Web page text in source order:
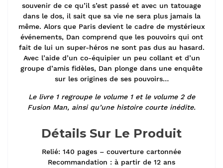
souvenir de ce qu’il s’est passé et avec un tatouage
dans le dos, il sait que sa vie ne sera plus jamais la
même. Alors que Paris devient le cadre de mystérieux
événements, Dan comprend que les pouvoirs qui ont
fait de lui un super-héros ne sont pas dus au hasard.
Avec l’aide d’un co-équipier un peu collant et d’un
groupe d’amis fidèles, Dan plonge dans une enquête
sur les origines de ses pouvoirs…
Le livre 1 regroupe le volume 1 et le volume 2 de
Fusion Man, ainsi qu’une histoire courte inédite.
Détails Sur Le Produit
Relié: 140 pages – couverture cartonnée
Recommandation : à partir de 12 ans